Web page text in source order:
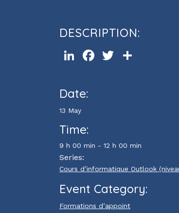
DESCRIPTION:
LinkedInFacebookTwitter
Date:
13 May
Time:
9 h 00 min - 12 h 00 min
Series:
Cours d’informatique Outlook
Event Category:
Formations d’appoint